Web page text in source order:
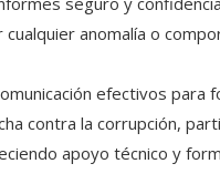
anomalía o
efectivos
contra la corrupción,
apoyo técnico y